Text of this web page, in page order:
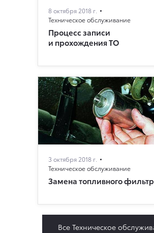
8 октября 2018 г.
Техническое обслуживание
Процесс записи
и прохождения ТО
3 октября 2018 г.
Техническое обслуживание
Замена топливного
Все Техническое